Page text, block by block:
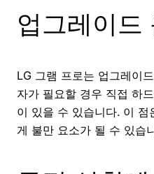
업그레이드
LG 그램 프로는 업그레이
자가 필요할 경우 직접 하
이 있을 수 있습니다. 이 점
게 불만 요소가 될 수 있습